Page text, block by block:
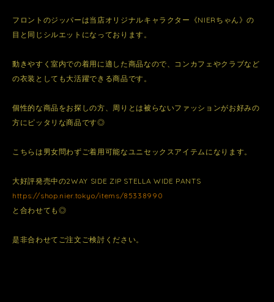
フロントのジッパーは当店オリジナルキャラクター《NIERちゃん》の
目と同じシルエットになっております。
動きやすく室内での着用に適した商品なので、コンカフェやクラブなど
の衣装としても大活躍できる商品です。
個性的な商品をお探しの方、周りとは被らないファッションがお好みの
方にピッタリな商品です◎
こちらは男女問わずご着用可能なユニセックスアイテムになります。
大好評発売中の2WAY SIDE ZIP STELLA WIDE PANTS
https://shop.nier.tokyo/items/85338990
と合わせても◎
是非合わせてご注文ご検討ください。